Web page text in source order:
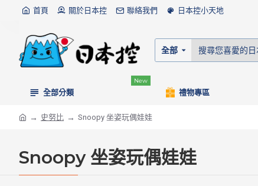
首頁 關於日本控 聯絡我們 日本控小天地
全部
全部分類
New
禮物專區
史努比 Snoopy 坐姿玩偶娃娃
Snoopy 坐姿玩偶娃娃